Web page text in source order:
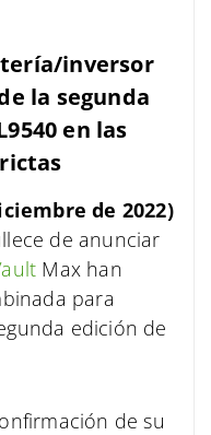
inversor
la segunda
en las
de 2022)
de anunciar
Max han
para
edición de
de su